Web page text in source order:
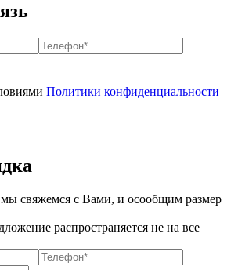
Политики конфиденциальности
мы свяжемся с Вами, и осообщим размер
распространяется не на все